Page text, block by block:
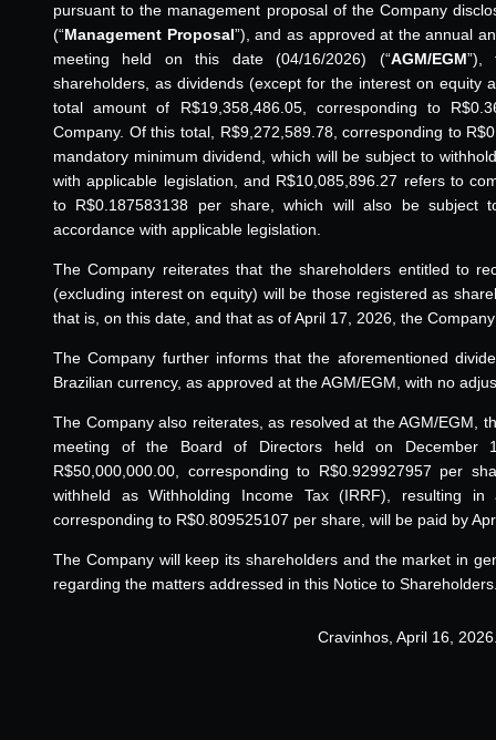
pursuant to the management proposal of the Company
(“Management Proposal”), and as approved at the annual
meeting held on this date (04/16/2026) (“AGM/EGM”),
shareholders, as dividends (except for the interest on equity
total amount of R$19,358,486.05, corresponding to
Company. Of this total, R$9,272,589.78, corresponding to
mandatory minimum dividend, which will be subject to
with applicable legislation, and R$10,085,896.27 refers to
to R$0.187583138 per share, which will also be subject
accordance with applicable legislation.
The Company reiterates that the shareholders entitled to
(excluding interest on equity) will be those registered as
that is, on this date, and that as of April 17, 2026, the
The Company further informs that the aforementioned
Brazilian currency, as approved at the AGM/EGM, with no
The Company also reiterates, as resolved at the AGM/EGM,
meeting of the Board of Directors held on
R$50,000,000.00, corresponding to R$0.929927957 per
withheld as Withholding Income Tax (IRRF), resulting
corresponding to R$0.809525107 per share, will be paid by
The Company will keep its shareholders and the market in
regarding the matters addressed in this Notice to
Cravinhos, April 16,